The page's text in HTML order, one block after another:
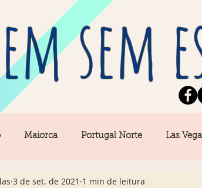
sem
Maiorca Portugal Norte Las
News Berlim Algarve
3 de set. de 2021 1 min de leitura